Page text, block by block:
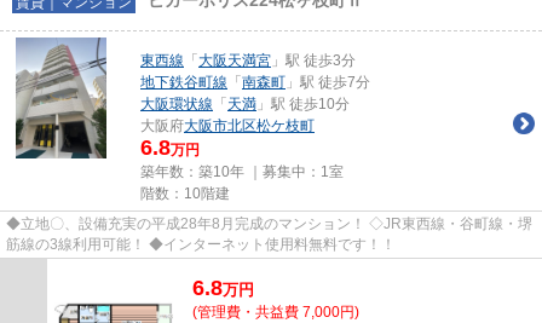
東西線 「 大阪天満宮 」駅 徒歩3分
地下鉄谷町線 「 南森町 」駅 徒歩7分
大阪環状線 「 天満 」駅 徒歩10分
大阪府大阪市北区松ケ枝町
6.8万円
築年数：築10年 ｜募集中： 1室
階数：10階建
◆立地〇、設備充実の平成28年8月完成のマンション！ ◇JR東西線・谷町線・堺
筋線の3線利用可能！ ◆インターネット使用料無料です！！
6.8万円
(管理費・共益費 7,000円)